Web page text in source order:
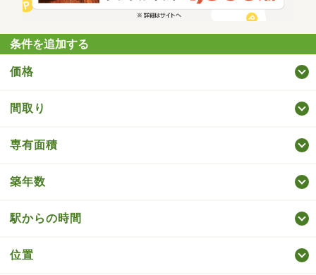
条件を追加する
価格
間取り
専有面積
築年数
駅からの時間
位置